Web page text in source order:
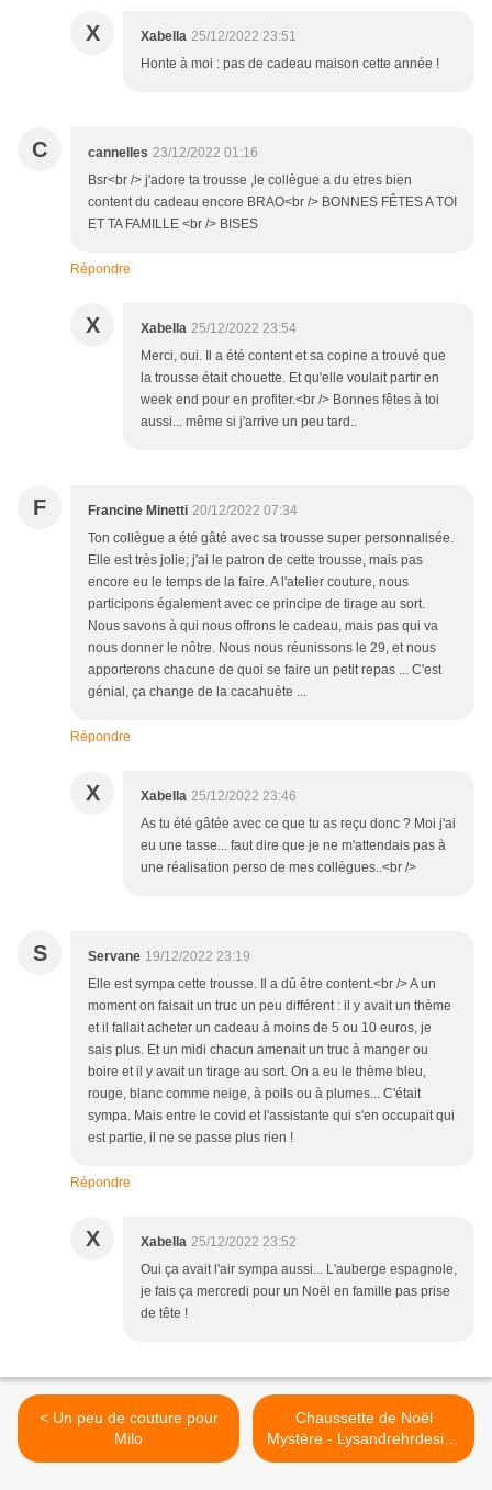
X Xabella 25/12/2022 23:51
Honte à moi : pas de cadeau maison cette année !
C cannelles 23/12/2022 01:16
Bsr<br /> j'adore ta trousse ,le collègue a du etres bien
content du cadeau encore BRAO<br /> BONNES FÊTES A TOI
ET TA FAMILLE <br /> BISES
Répondre
X Xabella 25/12/2022 23:54
Merci, oui. Il a été content et sa copine a trouvé que
la trousse était chouette. Et qu'elle voulait partir en
week end pour en profiter.<br /> Bonnes fêtes à toi
aussi... même si j'arrive un peu tard..
F Francine Minetti 20/12/2022 07:34
Ton collègue a été gâté avec sa trousse super personnalisée.
Elle est très jolie; j'ai le patron de cette trousse, mais pas
encore eu le temps de la faire. A l'atelier couture, nous
participons également avec ce principe de tirage au sort.
Nous savons à qui nous offrons le cadeau, mais pas qui va
nous donner le nôtre. Nous nous réunissons le 29, et nous
apporterons chacune de quoi se faire un petit repas ... C'est
génial, ça change de la cacahuète ...
Répondre
X Xabella 25/12/2022 23:46
As tu été gâtée avec ce que tu as reçu donc ? Moi j'ai
eu une tasse... faut dire que je ne m'attendais pas à
une réalisation perso de mes collègues..<br />
S Servane 19/12/2022 23:19
Elle est sympa cette trousse. Il a dû être content.<br /> A un
moment on faisait un truc un peu différent : il y avait un thème
et il fallait acheter un cadeau à moins de 5 ou 10 euros, je
sais plus. Et un midi chacun amenait un truc à manger ou
boire et il y avait un tirage au sort. On a eu le thème bleu,
rouge, blanc comme neige, à poils ou à plumes... C'était
sympa. Mais entre le covid et l'assistante qui s'en occupait qui
est partie, il ne se passe plus rien !
Répondre
X Xabella 25/12/2022 23:52
Oui ça avait l'air sympa aussi... L'auberge espagnole,
je fais ça mercredi pour un Noël en famille pas prise
de tête !
< Un peu de couture pour
Milo
Chaussette de Noël
Mystère - Lysandrehrdesign
>